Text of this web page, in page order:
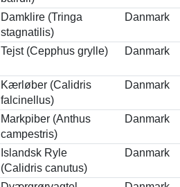
Damklire (Tringa
stagnatilis)
Danmark
Tejst (Cepphus grylle) Danmark
Kærløber (Calidris
falcinellus)
Danmark
Markpiber (Anthus
campestris)
Danmark
Islandsk Ryle
(Calidris canutus)
Danmark